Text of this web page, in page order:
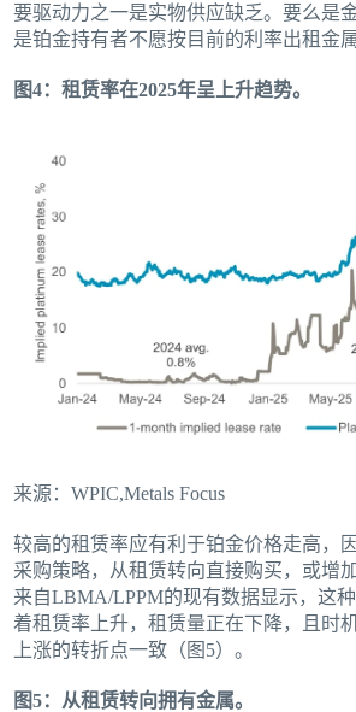
要驱动力之一是实物供应缺乏。要么是
是铂金持有者不愿按目前的利率出租金属
图4：租赁率在2025年呈上升趋势。
来源：WPIC,Metals Focus
较高的租赁率应有利于铂金价格走高，
采购策略，从租赁转向直接购买，或增
来自LBMA/LPPM的现有数据显示，这
着租赁率上升，租赁量正在下降，且时
上涨的转折点一致（图5）。
图5：从租赁转向拥有金属。